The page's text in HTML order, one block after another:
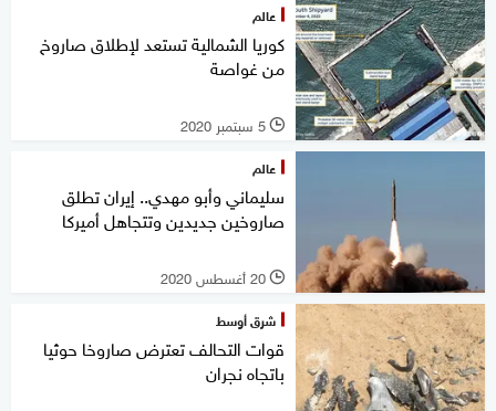
عالم
كوريا الشمالية تستعد لإطلاق صاروخ
من غواصة
l 5 سبتمبر 2020
عالم
سليماني وأبو مهدي.. إيران تطلق
صاروخين جديدين وتتجاهل أميركا
l 20 أغسطس 2020
شرق أوسط
قوات التحالف تعترض صاروخا حوثيا
باتجاه نجران